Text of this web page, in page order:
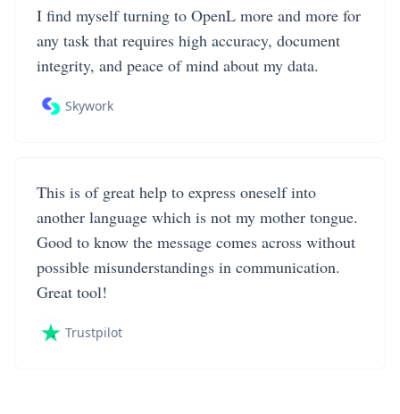
I find myself turning to OpenL more and more for
any task that requires high accuracy, document
integrity, and peace of mind about my data.
Skywork
This is of great help to express oneself into
another language which is not my mother tongue.
Good to know the message comes across without
possible misunderstandings in communication.
Great tool!
Trustpilot